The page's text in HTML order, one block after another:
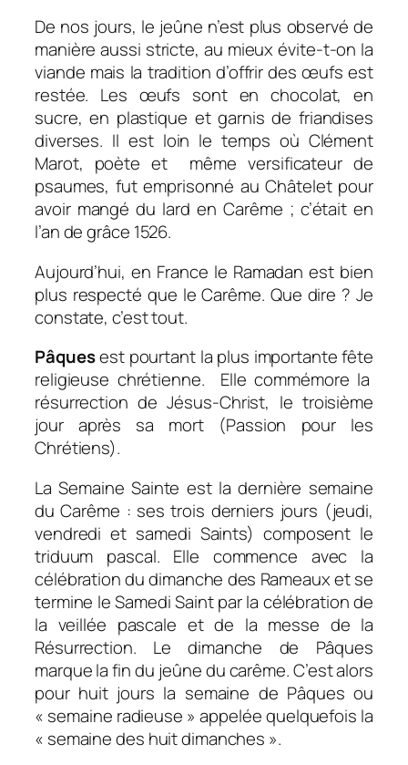
De nos jours, le jeûne n’est plus observé de
manière aussi stricte, au mieux évite-t-on la
viande mais la tradition d’offrir des œufs est
restée. Les œufs sont en chocolat, en
sucre, en plastique et garnis de friandises
diverses. Il est loin le temps où Clément
Marot, poète et même versificateur de
psaumes, fut emprisonné au Châtelet pour
avoir mangé du lard en Carême ; c’était en
l’an de grâce 1526.
Aujourd’hui, en France le Ramadan est bien
plus respecté que le Carême. Que dire ? Je
constate, c’est tout.
Pâquesest pourtant la plus importante fête
religieuse chrétienne. Elle commémore la
résurrection de Jésus-Christ, le troisième
jour après sa mort (Passion pour les
Chrétiens).
La Semaine Sainte est la dernière semaine
du Carême : ses trois derniers jours (jeudi,
vendredi et samedi Saints) composent le
triduum pascal. Elle commence avec la
célébration du dimanche des Rameaux et se
termine le Samedi Saint par la célébration de
la veillée pascale et de la messe de la
Résurrection. Le dimanche de Pâques
marque la fin du jeûne du carême. C’est alors
pour huit jours la semaine de Pâques ou
« semaine radieuse » appelée quelquefois la
« semaine des huit dimanches ».